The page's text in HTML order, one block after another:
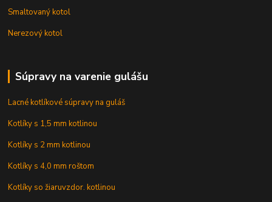
Smaltovaný kotol
Nerezový kotol
Súpravy na varenie gulášu
Lacné kotlíkové súpravy na guláš
Kotlíky s 1,5 mm kotlinou
Kotlíky s 2 mm kotlinou
Kotlíky s 4,0 mm roštom
Kotlíky so žiaruvzdor. kotlinou